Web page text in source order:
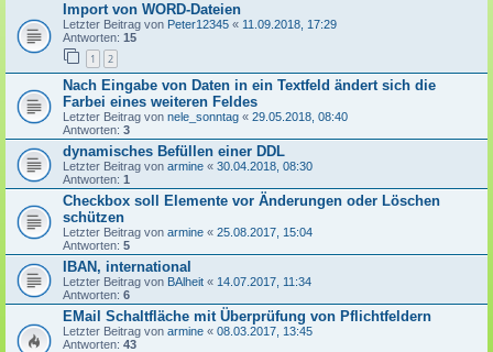
Import von WORD-Dateien
Letzter Beitrag von Peter12345 « 11.09.2018, 17:29
Antworten: 15
1 2
Nach Eingabe von Daten in ein Textfeld ändert sich die
Farbei eines weiteren Feldes
Letzter Beitrag von nele_sonntag « 29.05.2018, 08:40
Antworten: 3
dynamisches Befüllen einer DDL
Letzter Beitrag von armine « 30.04.2018, 08:30
Antworten: 1
Checkbox soll Elemente vor Änderungen oder Löschen
schützen
Letzter Beitrag von armine « 25.08.2017, 15:04
Antworten: 5
IBAN, international
Letzter Beitrag von BAlheit « 14.07.2017, 11:34
Antworten: 6
EMail Schaltfläche mit Überprüfung von Pflichtfeldern
Letzter Beitrag von armine « 08.03.2017, 13:45
Antworten: 43